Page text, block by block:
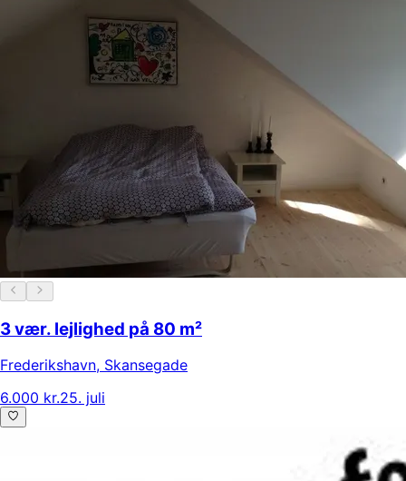
3 vær. lejlighed på 80 m²
Frederikshavn, Skansegade
6.000 kr.25. juli